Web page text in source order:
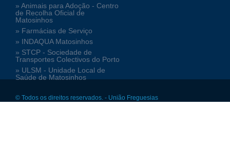
» Animais para Adoção - Centro
de Recolha Oficial de
Matosinhos
» Farmácias de Serviço
» INDAQUA Matosinhos
» STCP - Sociedade de
Transportes Colectivos do Porto
» ULSM - Unidade Local de
Saúde de Matosinhos
© Todos os direitos reservados. - União Freguesias